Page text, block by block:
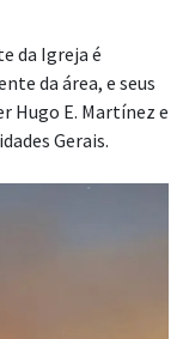
da Igreja é
da área, e seus
Hugo E. Martínez e
Gerais.